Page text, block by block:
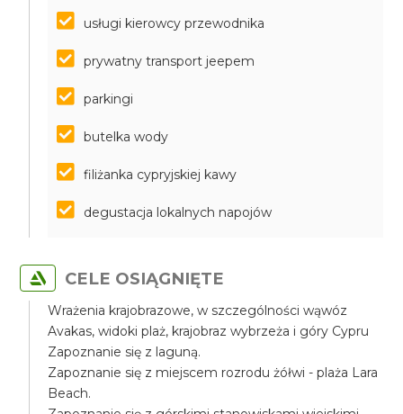
usługi kierowcy przewodnika
prywatny transport jeepem
parkingi
butelka wody
filiżanka cypryjskiej kawy
degustacja lokalnych napojów
CELE OSIĄGNIĘTE
Wrażenia krajobrazowe, w szczególności wąwóz
Avakas, widoki plaż, krajobraz wybrzeża i góry Cypru
Zapoznanie się z laguną.
Zapoznanie się z miejscem rozrodu żółwi - plaża Lara
Beach.